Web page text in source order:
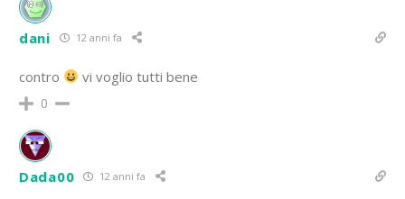
dani 12 anni fa
contro vi voglio tutti bene
0
Dada00 12 anni fa